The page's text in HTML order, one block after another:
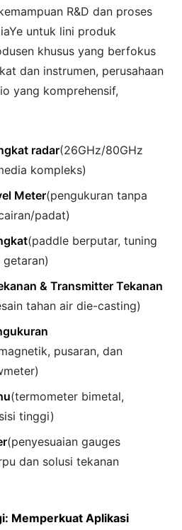
R&D dan proses
untuk lini produk
khusus yang berfokus
dan instrumen, perusahaan
yang komprehensif,
radar(26GHz/80GHz
kompleks)
Meter(pengukuran tanpa
padat)
(paddle berputar, tuning
& Transmitter Tekanan
tahan air die-casting)
pusaran, dan
(termometer bimetal,
tinggi)
(penyesuaian gauges
dan solusi tekanan
Memperkuat Aplikasi